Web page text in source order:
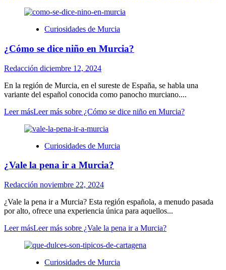
Curiosidades de Murcia
¿Cómo se dice niño en Murcia?
Redacción diciembre 12, 2024
En la región de Murcia, en el sureste de España, se habla una
variante del español conocida como panocho murciano....
Leer másLeer más sobre ¿Cómo se dice niño en Murcia?
Curiosidades de Murcia
¿Vale la pena ir a Murcia?
Redacción noviembre 22, 2024
¿Vale la pena ir a Murcia? Esta región española, a menudo pasada
por alto, ofrece una experiencia única para aquellos...
Leer másLeer más sobre ¿Vale la pena ir a Murcia?
Curiosidades de Murcia